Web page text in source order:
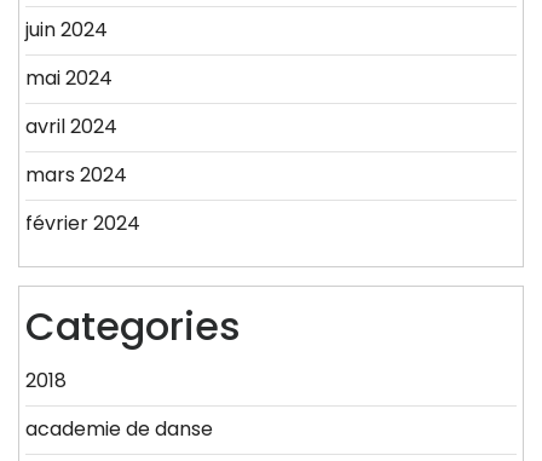
juin 2024
mai 2024
avril 2024
mars 2024
février 2024
Categories
2018
academie de danse